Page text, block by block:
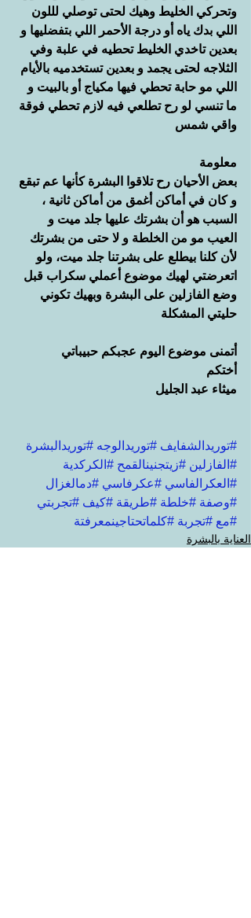
وتحركي الخليط وهيك لحتى توصلي لللون
اللي بدك ياه أو درجة الأحمر اللي بتفضليها و
بعدين تاخدي الخليط تحطيه في علبة وفي
الثلاجه لحتى يجمد و بعدين تستخدميه بالأيام
اللي مو حابة تحطي فيها مكياج أو بالبيت و
ما تنسي لو رح تطلعي فيه لازم تحطي فوقة
واقي شمس
معلومة
بعض الأحيان رح تلاقوا البشرة كأنها عم تبقع
و كان في أماكن أغمق من أماكن ثانية ،
السبب هو أن بشرتك عليها جلد ميت و
العيب مو من الخلطة و لا حتى من بشرتك
لأن كلنا بيطلع على بشرتنا جلد ميت، ولو
اتعرضتي لهيك موضوع أعملي سكراب قبل
وضع الفازلين على البشرة وبهيك تكوني
حليتي المشكلة
أتمنى موضوع اليوم عجبكم حبيباتي
أختكم
ميثاء عبد الجليل
#توريدالشفايف #توريدالوجه #توريدالبشرة
#الفازلين #زيتجنينالقمح #الكركدية
#العكرالفاسي #عكرفاسي #دمالغزال
#وصفة #خلطة #طريقة #كيف #تجربتي
#مع #تجربة #كلماتحتاجينمعرفتة
العناية بالبشرة